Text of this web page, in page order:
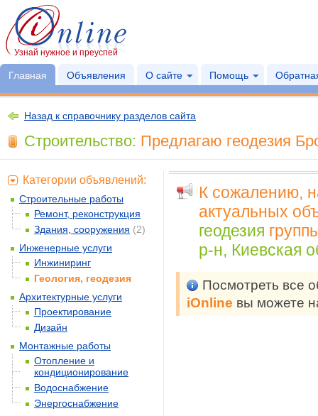
Узнай нужное и преуспей
Главная Объявления О сайте Помощь
Назад к справочнику разделов сайта
Строительство: Предлагаю геодезия
К сожалению,
актуальных
геодезия
р-н, Киевская
Посмотреть все
iOnline вы можете
Категории объявлений:
Строительные работы
Ремонт, реконструкция
Здания, сооружения (2)
Инженерные услуги
Инжиниринг
Геология, геодезия
Архитектурные услуги
Проектирование
Дизайн
Монтажные работы
Отопление и
кондиционирование
Водоснабжение
Энергоснабжение